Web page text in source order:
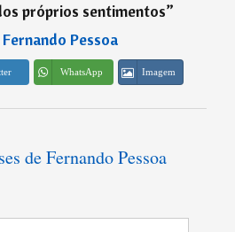
próprios sentimentos”
Fernando Pessoa
WhatsApp Imagem
de Fernando Pessoa